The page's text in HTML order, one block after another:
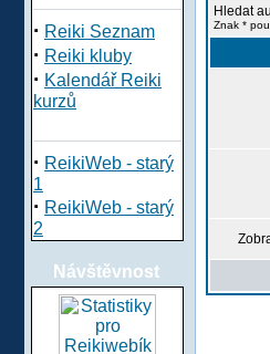
· Reiki Seznam
· Reiki kluby
· Kalendář Reiki
kurzů
· ReikiWeb - starý
1
· ReikiWeb - starý
2
Návštěvnost
Hledat
Znak *